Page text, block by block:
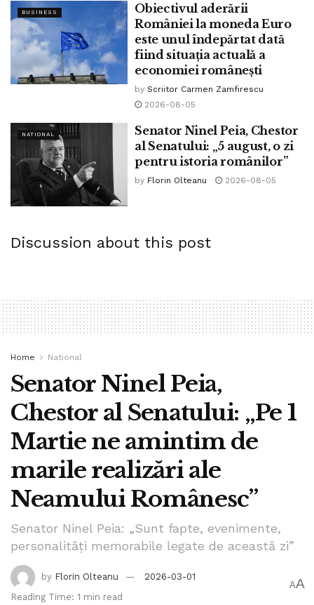
BUSINESS
Obiectivul aderării
României la moneda Euro
este unul îndepărtat dată
fiind situația actuală a
economiei românești
by Scriitor Carmen Zamfirescu
2026-08-05
NATIONAL
Senator Ninel Peia, Chestor
al Senatului: „5 august, o zi
pentru istoria românilor”
by Florin Olteanu 2026-08-05
Discussion about this post
Home National
Senator Ninel Peia,
Chestor al Senatului: „Pe 1
Martie ne amintim de
marile realizări ale
Neamului Românesc”
Senator Ninel Peia: „Sunt fapte, evenimente,
personalități memorabile legate de această zi”
by Florin Olteanu
2026-03-01
Reading Time: 1 min read
AA